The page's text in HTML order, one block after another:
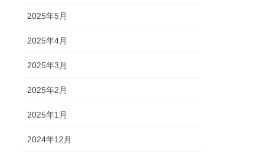
2025年5月
2025年4月
2025年3月
2025年2月
2025年1月
2024年12月